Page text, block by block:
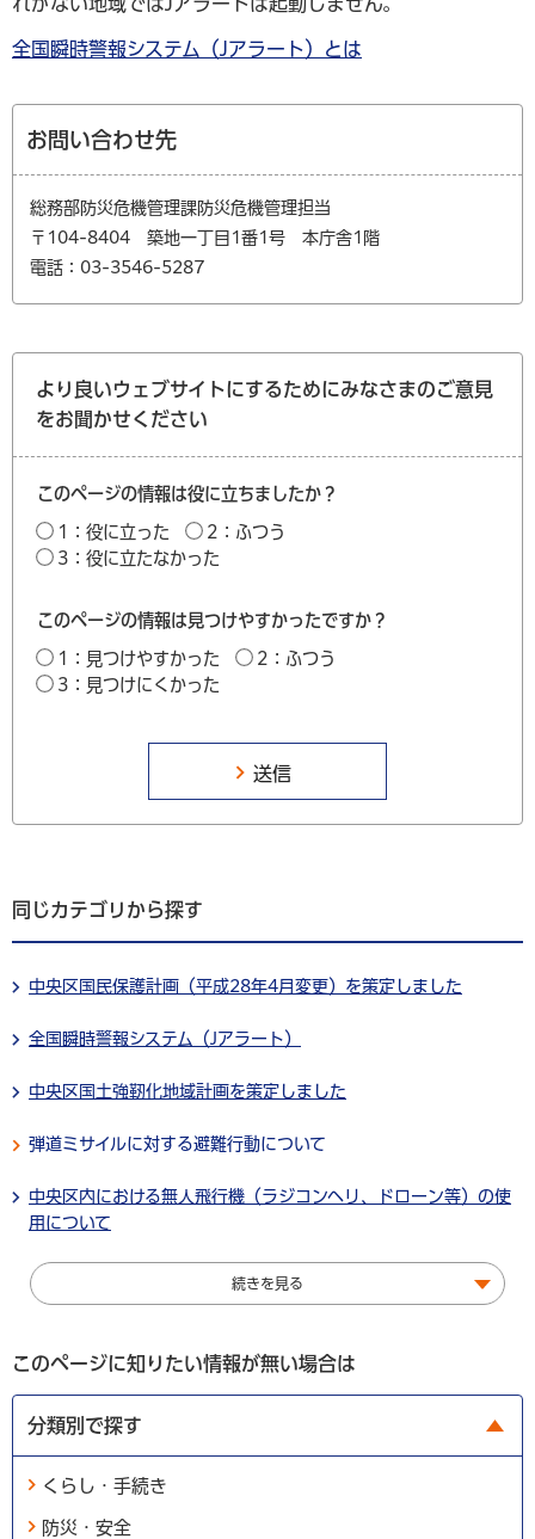
れがない地域ではJアラートは起動しません。
全国瞬時警報システム（Jアラート）とは
お問い合わせ先
総務部防災危機管理課防災危機管理担当
〒104-8404 築地一丁目1番1号 本庁舎1階
電話：03-3546-5287
より良いウェブサイトにするためにみなさまのご意見
をお聞かせください
このページの情報は役に立ちましたか？
1：役に立った
2：ふつう
3：役に立たなかった
このページの情報は見つけやすかったですか？
1：見つけやすかった
2：ふつう
3：見つけにくかった
同じカテゴリから探す
中央区国民保護計画（平成28年4月変更）を策定しました
全国瞬時警報システム（Jアラート）
中央区国土強靭化地域計画を策定しました
弾道ミサイルに対する避難行動について
中央区内における無人飛行機（ラジコンヘリ、ドローン等）の使
用について
続きを見る
このページに知りたい情報が無い場合は
分類別で探す
くらし・手続き
防災・安全